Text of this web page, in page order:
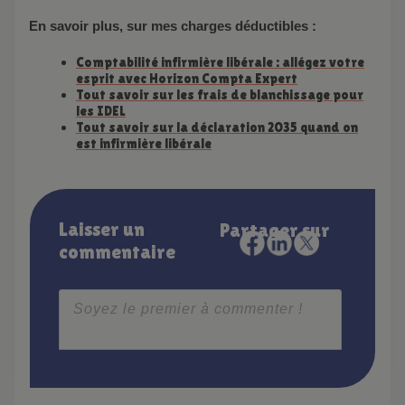
En savoir plus, sur mes charges déductibles :
Comptabilité infirmière libérale : allégez votre
esprit avec Horizon Compta Expert
Tout savoir sur les frais de blanchissage pour
les IDEL
Tout savoir sur la déclaration 2035 quand on
est infirmière libérale
Laisser un
commentaire
Partager sur